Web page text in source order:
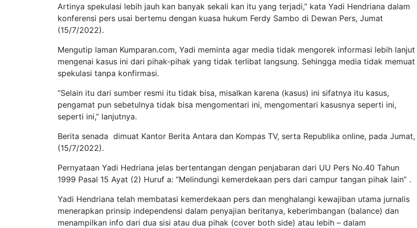
Artinya spekulasi lebih jauh kan banyak sekali kan itu yang terjadi,” kata Yadi Hendriana dalam
konferensi pers usai bertemu dengan kuasa hukum Ferdy Sambo di Dewan Pers, Jumat
(15/7/2022).
Mengutip laman Kumparan.com, Yadi meminta agar media tidak mengorek informasi lebih lanjut
mengenai kasus ini dari pihak-pihak yang tidak terlibat langsung. Sehingga media tidak memuat
spekulasi tanpa konfirmasi.
“Selain itu dari sumber resmi itu tidak bisa, misalkan karena (kasus) ini sifatnya itu kasus,
pengamat pun sebetulnya tidak bisa mengomentari ini, mengomentari kasusnya seperti ini,
seperti ini,” lanjutnya.
Berita senada dimuat Kantor Berita Antara dan Kompas TV, serta Republika online, pada Jumat,
(15/7/2022).
Pernyataan Yadi Hedriana jelas bertentangan dengan penjabaran dari UU Pers No.40 Tahun
1999 Pasal 15 Ayat (2) Huruf a: “Melindungi kemerdekaan pers dari campur tangan pihak lain” .
Yadi Hendriana telah membatasi kemerdekaan pers dan menghalangi kewajiban utama jurnalis
menerapkan prinsip independensi dalam penyajian beritanya, keberimbangan (balance) dan
menampilkan info dari dua sisi atau dua pihak (cover both side) atau lebih – dalam